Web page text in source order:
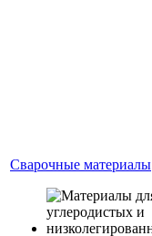
Сварочные материалы